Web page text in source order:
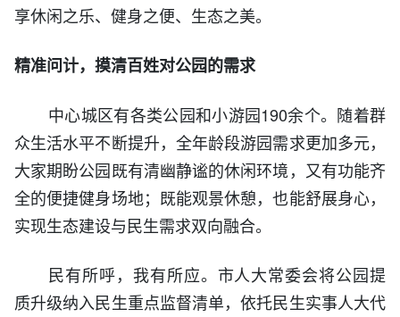
享休闲之乐、健身之便、生态之美。
精准问计，摸清百姓对公园的需求
中心城区有各类公园和小游园190余个。随着群
众生活水平不断提升，全年龄段游园需求更加多元，
大家期盼公园既有清幽静谧的休闲环境，又有功能齐
全的便捷健身场地；既能观景休憩，也能舒展身心，
实现生态建设与民生需求双向融合。
民有所呼，我有所应。市人大常委会将公园提
质升级纳入民生重点监督清单，依托民生实事人大代